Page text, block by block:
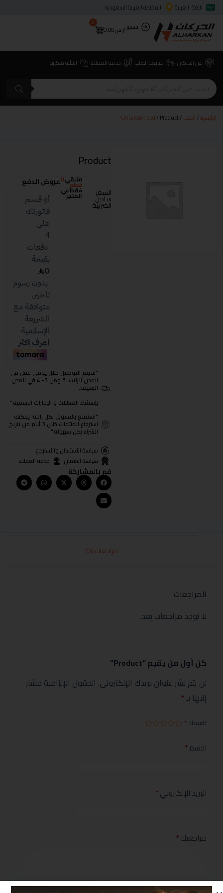
اللغة: العربية
المملكة العربية السعودية
تسجيلر.س0.00
0
عن الحركان متابعة الطلب خدمة العملاء اسئلة متكررة
الرئيسية/المتجر/
Uncategorized/ Product
Product
السعر
شامل
الضريبة
متبقي0
قطع
فقط في
المتجر
عروض الدفع
"سيتم التوصيل خلال يومي عمل في
المدن الرئيسية ومن 3- 4 في المدن
البعيدة.
بإستثناء العطلات و الإجازات الرسمية."
"استمتع بالتسوق بكل راحة! يمكنك
استرجاع المنتجات خلال 3 أيام من تاريخ
الشراء بكل سهولة."
سياسة الأستبدال والأسترجاع
سياسة الضمان
خدمة العملاء
قم بالمشاركة
مراجعات (0)
المراجعات
لا توجد مراجعات بعد.
كن أول من يقيم “Product”
لن يتم نشر عنوان بريدك الإلكتروني. الحقول الإلزامية مشار
إليها بـ*
تقييمك *
الاسم*
البريد الإلكتروني*
مراجعتك*